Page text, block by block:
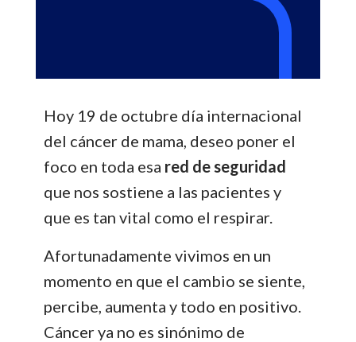
Hoy 19 de octubre día internacional
del cáncer de mama, deseo poner el
foco en toda esa red de seguridad
que nos sostiene a las pacientes y
que es tan vital como el respirar.
Afortunadamente vivimos en un
momento en que el cambio se siente,
percibe, aumenta y todo en positivo.
Cáncer ya no es sinónimo de